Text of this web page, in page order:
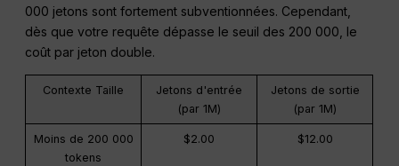
000 jetons sont fortement subventionnées. Cependant,
dès que votre requête dépasse le seuil des 200 000, le
coût par jeton double.
Contexte Taille
Jetons d'entrée
(par 1M)
Jetons de sortie
(par 1M)
Moins de 200 000
tokens
$2.00 $12.00